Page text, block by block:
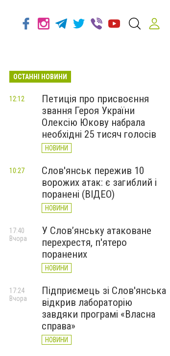
ОСТАННІ НОВИНИ
Петиція про присвоєння
звання Героя України
Олексію Юкову набрала
необхідні 25 тисяч голосів
НОВИНИ
12:12
Слов'янськ пережив 10
ворожих атак: є загиблий і
поранені (ВІДЕО)
НОВИНИ
10:27
У Слов’янську атаковане
перехрестя, п'ятеро
поранених
НОВИНИ
17:40
Вчора
Підприємець зі Слов'янська
відкрив лабораторію
завдяки програмі «Власна
справа»
НОВИНИ
17:24
Вчора